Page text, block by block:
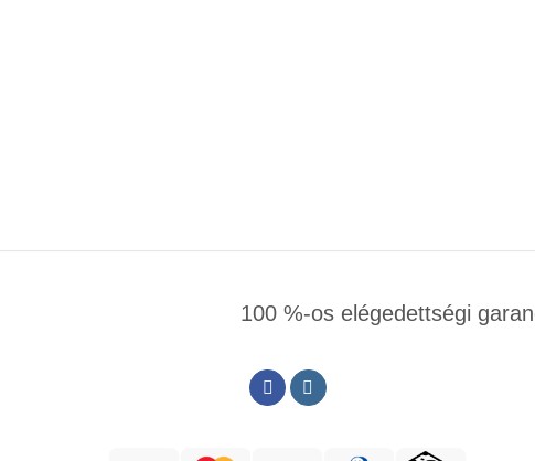
100 %-os elégedettségi